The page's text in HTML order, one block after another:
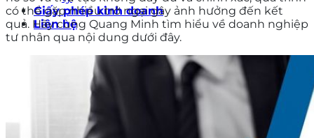
Giấy phép kinh doanh
Liên hệ
có thể gặp nhiều trở ngại gây ảnh hưởng đến kết
quả. Hãy cùng Quang Minh tìm hiểu về doanh nghiệp
tư nhân qua nội dung dưới đây.